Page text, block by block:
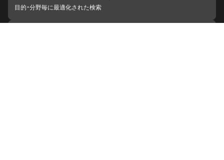
目的・分野毎に最適化された検索